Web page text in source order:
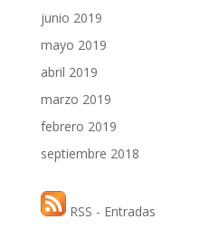
junio 2019
mayo 2019
abril 2019
marzo 2019
febrero 2019
septiembre 2018
RSS - Entradas